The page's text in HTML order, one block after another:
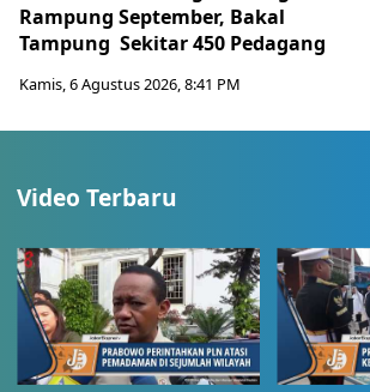
Rampung September, Bakal
Tampung Sekitar 450 Pedagang
Kamis, 6 Agustus 2026, 8:41 PM
Video Terbaru